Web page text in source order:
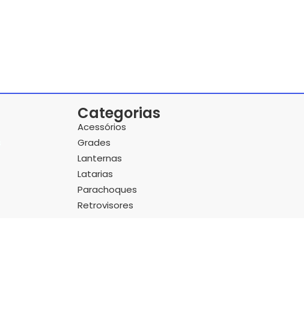
Categorias
Acessórios
Grades
Lanternas
Latarias
Parachoques
Retrovisores